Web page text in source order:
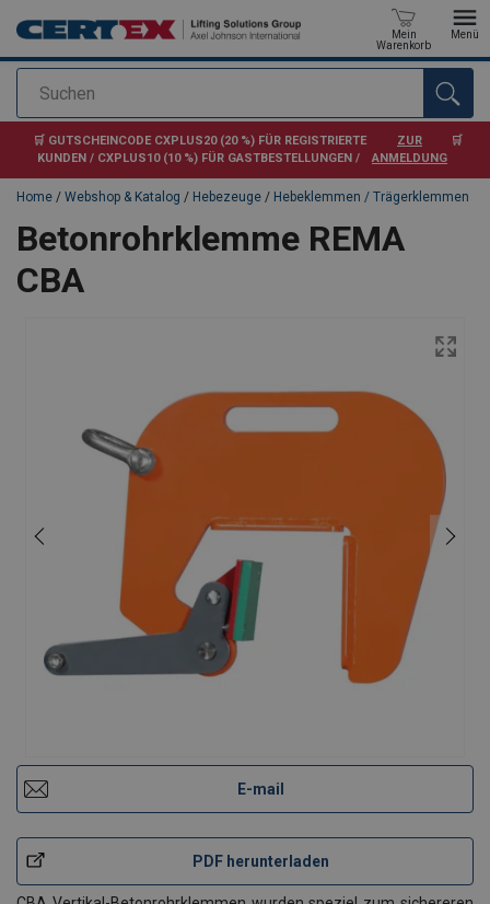
Suchen
Mein
Warenkorb
Menü
Anfragen
🛒 GUTSCHEINCODE CXPLUS20 (20 %) FÜR REGISTRIERTE
KUNDEN / CXPLUS10 (10 %) FÜR GASTBESTELLUNGEN /
ZUR
ANMELDUNG
🛒
Home / Webshop & Katalog / Hebezeuge / Hebeklemmen / Trägerklemmen
Betonrohrklemme REMA
CBA
E-mail
PDF herunterladen